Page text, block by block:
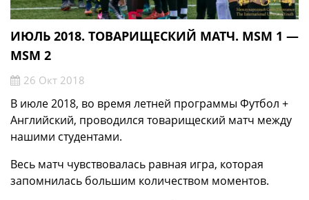
ИЮЛЬ 2018. ТОВАРИЩЕСКИЙ МАТЧ. MSM 1 —
MSM 2
26 Окт 2018
В июле 2018, во время летней программы Футбол +
Английский, проводился товарищеский матч между
нашими студентами.
Весь матч чувствовалась равная игра, которая
запомнилась большим количеством моментов.